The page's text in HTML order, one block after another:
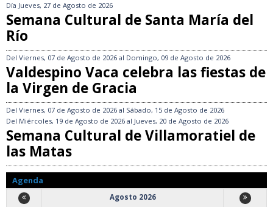
Día Jueves, 27 de Agosto de 2026
Semana Cultural de Santa María del
Río
Del Viernes, 07 de Agosto de 2026 al Domingo, 09 de Agosto de 2026
Valdespino Vaca celebra las fiestas de
la Virgen de Gracia
Del Viernes, 07 de Agosto de 2026 al Sábado, 15 de Agosto de 2026
Del Miércoles, 19 de Agosto de 2026 al Jueves, 20 de Agosto de 2026
Semana Cultural de Villamoratiel de
las Matas
Agenda
Agosto 2026